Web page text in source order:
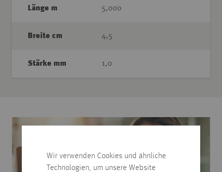
Wir verwenden Cookies und ähnliche
Technologien, um unsere Website
Länge m 5,000
Breite cm 4,5
Stärke mm 1,0